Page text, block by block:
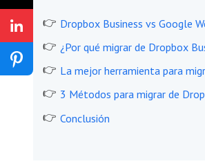
Dropbox Business vs Google
¿Por qué migrar de Dropbox
La mejor herramienta para
3 Métodos para migrar de
Conclusión